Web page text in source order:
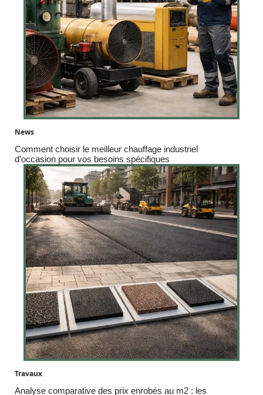
News
Comment choisir le meilleur chauffage industriel
d’occasion pour vos besoins spécifiques
Travaux
Analyse comparative des prix enrobés au m2 : les